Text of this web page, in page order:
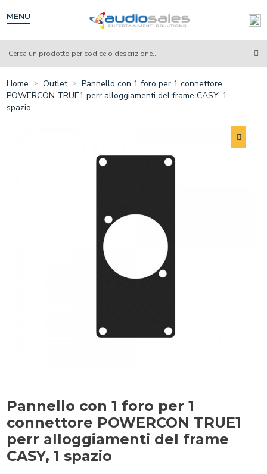
contenuto
principale
MENU
Home Outlet
Pannello con 1 foro per 1 connettore
POWERCON TRUE1 perr alloggiamenti del frame CASY, 1
spazio
Pannello con 1 foro per 1
connettore POWERCON TRUE1
perr alloggiamenti del frame
CASY, 1 spazio